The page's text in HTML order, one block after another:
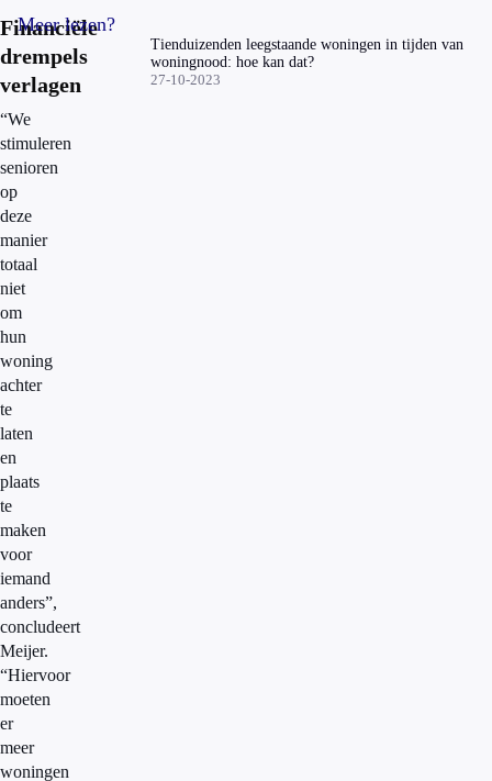
Financiële
drempels
verlagen
“We
stimuleren
senioren
op
deze
manier
totaal
niet
om
hun
woning
achter
te
laten
en
plaats
te
maken
voor
iemand
anders”,
concludeert
Meijer.
“Hiervoor
moeten
er
meer
woningen
Meer lezen?
Tienduizenden leegstaande woningen in tijden van
woningnood: hoe kan dat?
27-10-2023